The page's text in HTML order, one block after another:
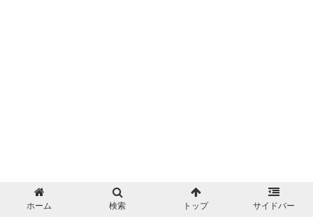
ホーム 検索 トップ サイドバー